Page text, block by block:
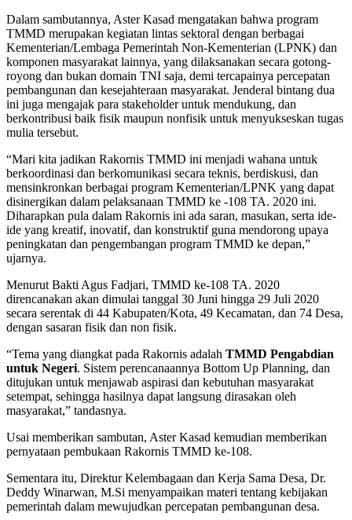
Dalam sambutannya, Aster Kasad mengatakan bahwa program
TMMD merupakan kegiatan lintas sektoral dengan berbagai
Kementerian/Lembaga Pemerintah Non-Kementerian (LPNK) dan
komponen masyarakat lainnya, yang dilaksanakan secara gotong-
royong dan bukan domain TNI saja, demi tercapainya percepatan
pembangunan dan kesejahteraan masyarakat. Jenderal bintang dua
ini juga mengajak para stakeholder untuk mendukung, dan
berkontribusi baik fisik maupun nonfisik untuk menyukseskan tugas
mulia tersebut.
“Mari kita jadikan Rakornis TMMD ini menjadi wahana untuk
berkoordinasi dan berkomunikasi secara teknis, berdiskusi, dan
mensinkronkan berbagai program Kementerian/LPNK yang dapat
disinergikan dalam pelaksanaan TMMD ke -108 TA. 2020 ini.
Diharapkan pula dalam Rakornis ini ada saran, masukan, serta ide-
ide yang kreatif, inovatif, dan konstruktif guna mendorong upaya
peningkatan dan pengembangan program TMMD ke depan,”
ujarnya.
Menurut Bakti Agus Fadjari, TMMD ke-108 TA. 2020
direncanakan akan dimulai tanggal 30 Juni hingga 29 Juli 2020
secara serentak di 44 Kabupaten/Kota, 49 Kecamatan, dan 74 Desa,
dengan sasaran fisik dan non fisik.
“Tema yang diangkat pada Rakornis adalah TMMD Pengabdian
untuk Negeri. Sistem perencanaannya Bottom Up Planning, dan
ditujukan untuk menjawab aspirasi dan kebutuhan masyarakat
setempat, sehingga hasilnya dapat langsung dirasakan oleh
masyarakat,” tandasnya.
Usai memberikan sambutan, Aster Kasad kemudian memberikan
pernyataan pembukaan Rakornis TMMD ke-108.
Sementara itu, Direktur Kelembagaan dan Kerja Sama Desa, Dr.
Deddy Winarwan, M.Si menyampaikan materi tentang kebijakan
pemerintah dalam mewujudkan percepatan pembangunan desa.